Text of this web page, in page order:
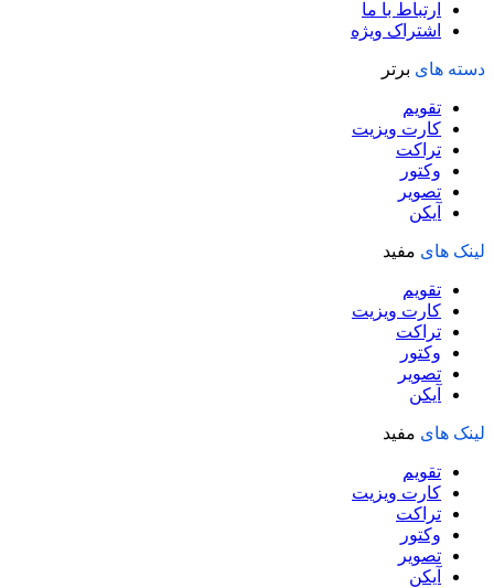
ارتباط با ما
اشتراک ویژه
دسته های برتر
تقویم
کارت ویزیت
تراکت
وکتور
تصویر
آیکن
لینک های مفید
تقویم
کارت ویزیت
تراکت
وکتور
تصویر
آیکن
لینک های مفید
تقویم
کارت ویزیت
تراکت
وکتور
تصویر
آیکن